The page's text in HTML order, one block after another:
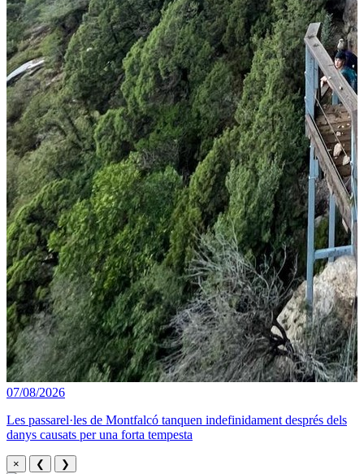
07/08/2026
Les passarel·les de Montfalcó tanquen indefinidament després dels
danys causats per una forta tempesta
× ❮ ❯